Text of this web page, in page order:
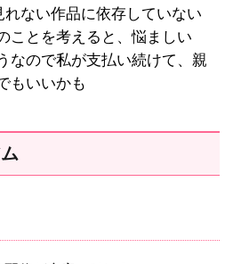
ない作品に依存していない
ことを考えると、悩ましい
なので私が支払い続けて、親
もいいかも